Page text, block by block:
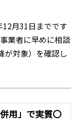
月31日までです
業者に早めに相談
が対象）を確認し
用」で実質〇